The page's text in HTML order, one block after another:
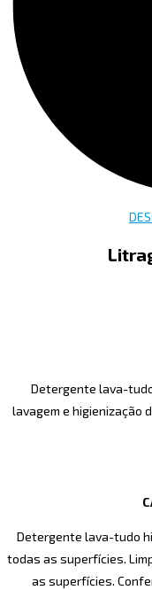
Detergente lava-
lavagem e higienização
Detergente lava-tudo
todas as superfícies.
as superfícies.